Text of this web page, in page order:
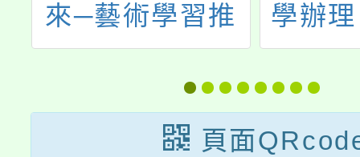
來─藝術學習推
廣國際論壇暨工
作坊】活動
學辦
to
主檢
頁面